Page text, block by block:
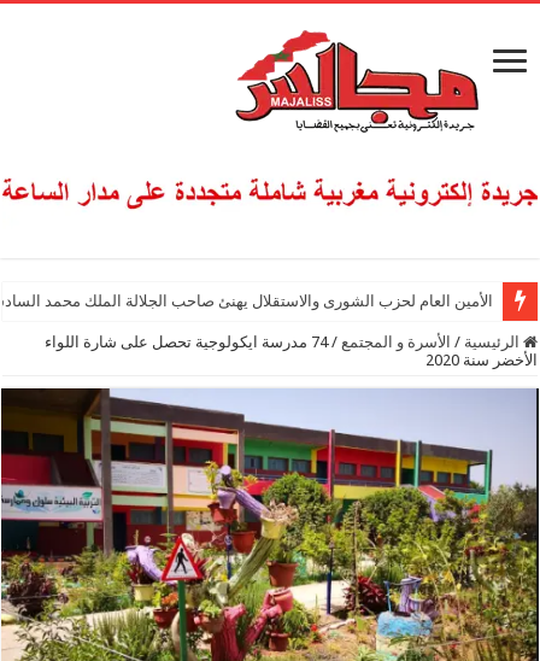
الأمين العام لحزب الشورى والاستقلال يهنئ صاحب الجلالة الملك محمد
الرئيسية / الأسرة و المجتمع /
74 مدرسة ايكولوجية تحصل على شارة اللواء
الأخضر سنة 2020